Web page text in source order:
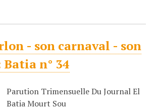
- son carnaval - son
n° 34
Parution Trimensuelle Du Journal El
Batia Mourt Sou